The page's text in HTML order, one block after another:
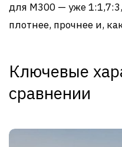
для М300 — уже
плотнее, прочнее и,
Ключевые
сравнении